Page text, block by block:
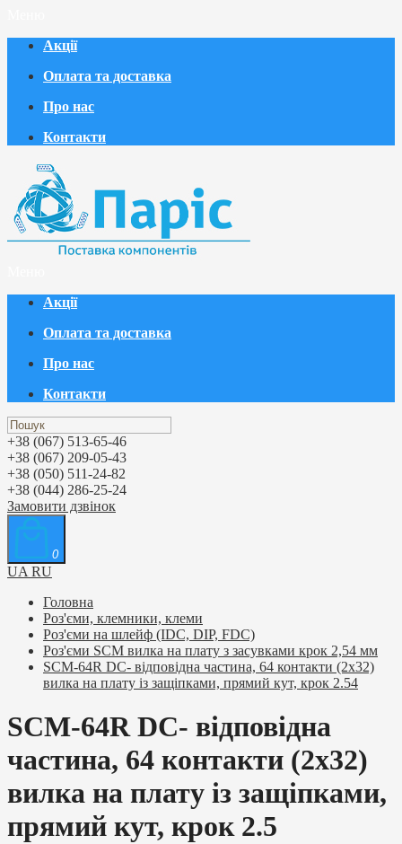
Акції
Оплата та доставка
Про нас
Контакти
Акції
Оплата та доставка
Про нас
Контакти
+38 (067) 513-65-46
+38 (067) 209-05-43
+38 (050) 511-24-82
+38 (044) 286-25-24
Замовити дзвінок
0
UA RU
Головна
Роз'єми, клемники, клеми
Роз'єми на шлейф (IDC, DIP, FDC)
Роз'єми SCM вилка на плату з засувками крок 2,54 мм
SCM-64R DC- відповідна частина, 64 контакти (2х32)
вилка на плату із защіпками, прямий кут, крок 2.54
SCM-64R DC- відповідна
частина, 64 контакти (2х32)
вилка на плату із защіпками,
прямий кут, крок 2.5